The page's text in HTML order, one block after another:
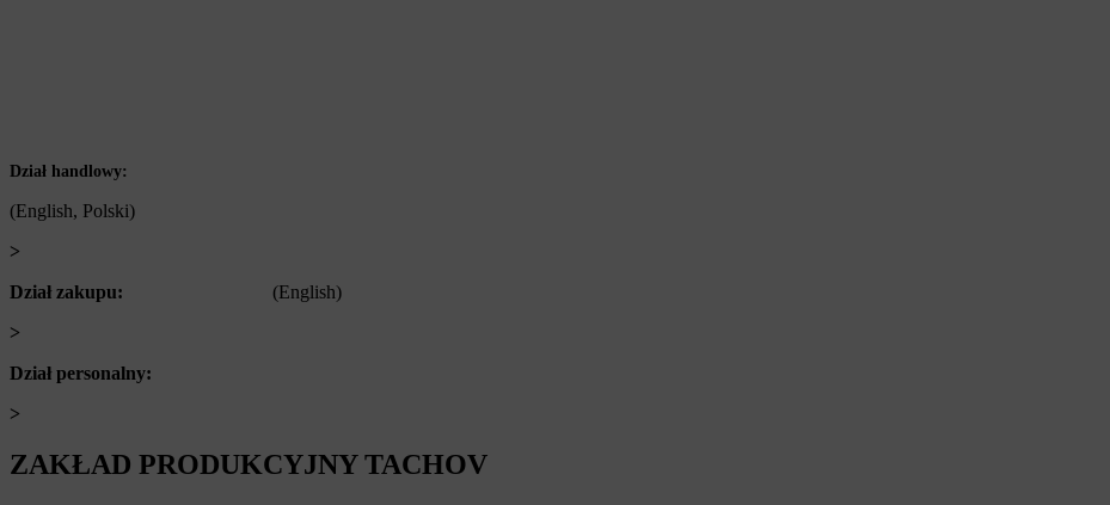
Dział handlowy:
(English, Polski)
>
Dział zakupu:
(English)
>
Dział personalny:
>
ZAKŁAD PRODUKCYJNY TACHOV